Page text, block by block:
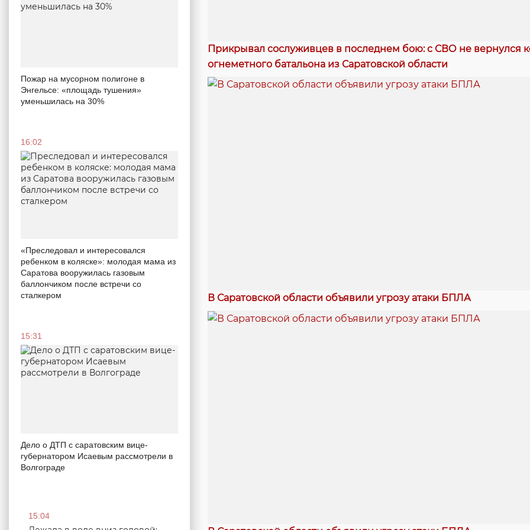
Пожар на мусорном полигоне в
Энгельсе: «площадь тушения»
уменьшилась на 30%
16:02
«Преследовал и интересовался
ребенком в коляске»: молодая мама из
Саратова вооружилась газовым
баллончиком после встречи со
сталкером
15:31
Дело о ДТП с саратовским вице-
губернатором Исаевым рассмотрели в
Волгограде
15:04
Прикрывал сослуживцев в последнем бою: с СВО не вернулся
огнеметного батальона из Саратовской области
В Саратовской области объявили угрозу атаки БПЛА